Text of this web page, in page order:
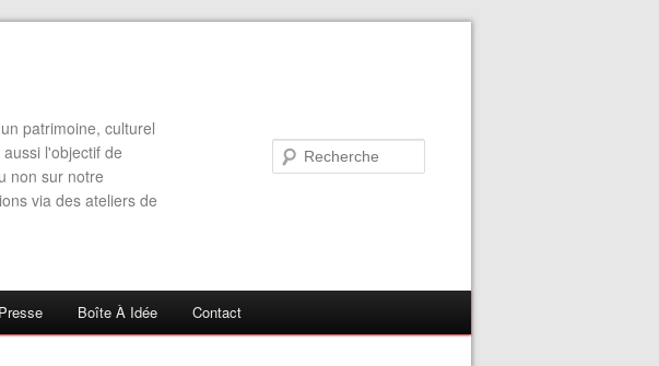
patrimoine, culturel
l'objectif de
non sur notre
via des ateliers de
Boîte À Idée Contact